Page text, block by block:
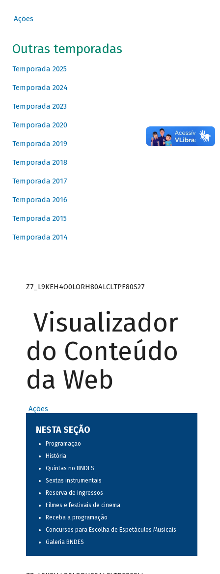
Ações
Outras temporadas
Temporada 2025
Temporada 2024
Temporada 2023
Temporada 2020
Temporada 2019
Temporada 2018
Temporada 2017
Temporada 2016
Temporada 2015
Temporada 2014
Z7_L9KEH4O0LORH80ALCLTPF80S27
Visualizador
do Conteúdo
da Web
Ações
NESTA SEÇÃO
Programação
História
Quintas no BNDES
Sextas instrumentais
Reserva de ingressos
Filmes e festivais de cinema
Receba a programação
Concursos para Escolha de Espetáculos Musicais
Galeria BNDES